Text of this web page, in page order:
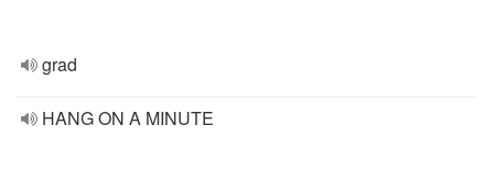
grad
HANG ON A MINUTE